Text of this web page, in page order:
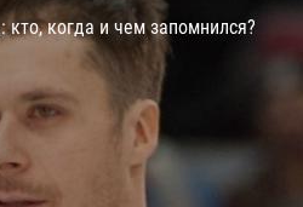
когда и чем запомнился?